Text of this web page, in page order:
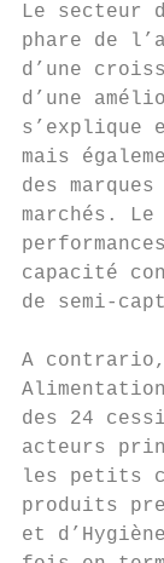
Le secteur
phare de
d’une
d’une
s’explique
mais
des
marchés.
capacité
de semi-
A
des 24
acteurs
les petits
produits
et